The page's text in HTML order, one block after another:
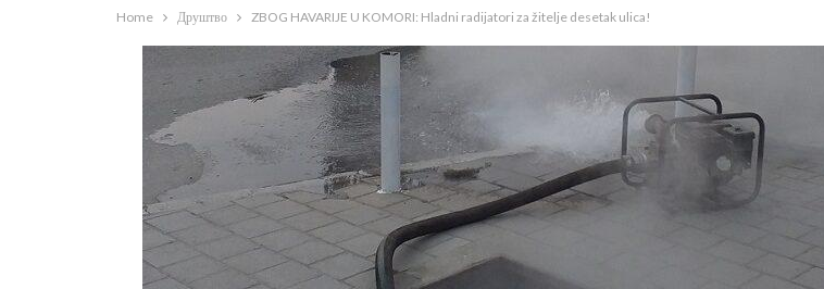
Home Друштво ZBOG HAVARIJE U KOMORI: Hladni radijatori za žitelje desetak ulica!